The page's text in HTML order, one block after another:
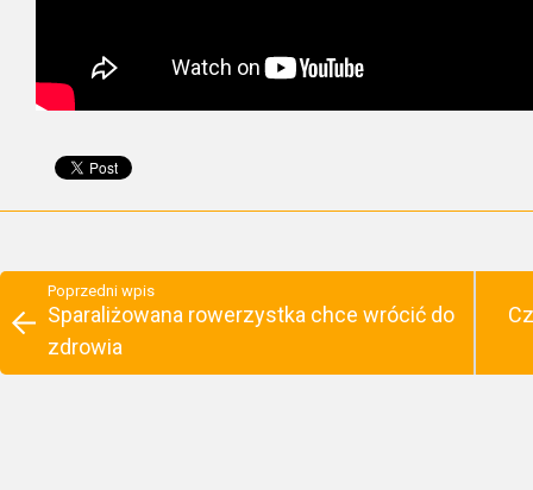
Poprzedni wpis
Sparaliżowana rowerzystka chce wrócić do
zdrowia